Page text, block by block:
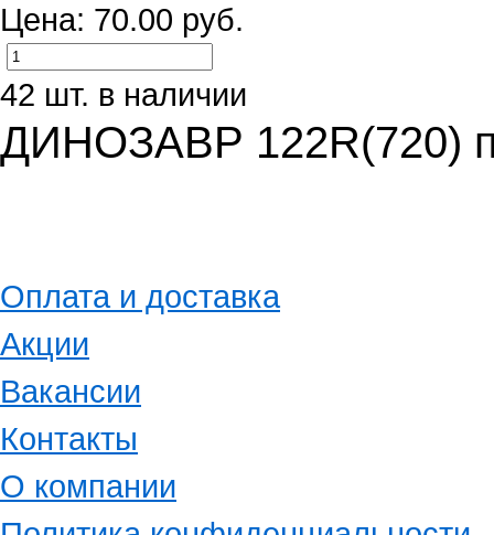
Цена: 70.00 руб.
42 шт. в наличии
ДИНОЗАВР 122R(720)
Оплата и доставка
Акции
Вакансии
Контакты
О компании